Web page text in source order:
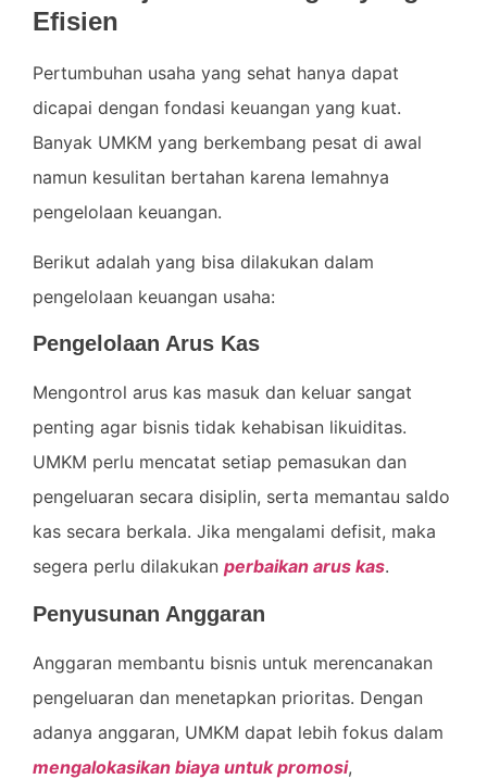
Efisien
Pertumbuhan usaha yang sehat hanya dapat
dicapai dengan fondasi keuangan yang kuat.
Banyak UMKM yang berkembang pesat di awal
namun kesulitan bertahan karena lemahnya
pengelolaan keuangan.
Berikut adalah yang bisa dilakukan dalam
pengelolaan keuangan usaha:
Pengelolaan Arus Kas
Mengontrol arus kas masuk dan keluar sangat
penting agar bisnis tidak kehabisan likuiditas.
UMKM perlu mencatat setiap pemasukan dan
pengeluaran secara disiplin, serta memantau saldo
kas secara berkala. Jika mengalami defisit, maka
segera perlu dilakukan perbaikan arus kas.
Penyusunan Anggaran
Anggaran membantu bisnis untuk merencanakan
pengeluaran dan menetapkan prioritas. Dengan
adanya anggaran, UMKM dapat lebih fokus dalam
mengalokasikan biaya untuk promosi,